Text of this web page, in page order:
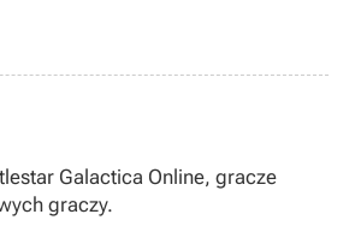
Galactica Online, gracze
graczy.